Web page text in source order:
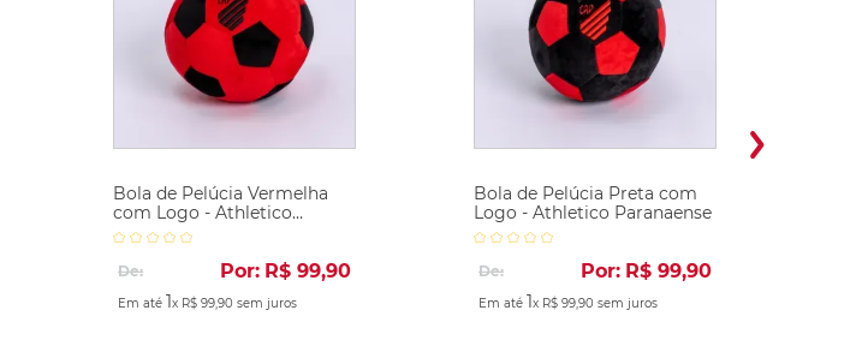
Bola de Pelúcia Vermelha
com Logo - Athletico
Paranaense
De: Por: R$ 99,90
Em até 1x R$ 99,90 sem juros
Bola de Pelúcia Preta com
Logo - Athletico Paranaense
De: Por: R$ 99,90
Em até 1x R$ 99,90 sem juros